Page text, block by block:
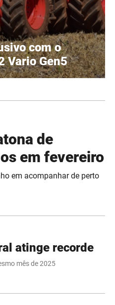
com o
Vario Gen5
de
em fevereiro
em acompanhar de perto
atinge recorde
mês de 2025